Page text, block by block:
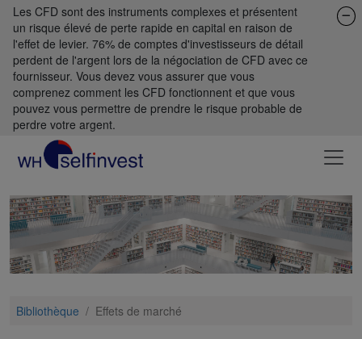
Les CFD sont des instruments complexes et présentent
un risque élevé de perte rapide en capital en raison de
l'effet de levier. 76% de comptes d'investisseurs de détail
perdent de l'argent lors de la négociation de CFD avec ce
fournisseur. Vous devez vous assurer que vous
comprenez comment les CFD fonctionnent et que vous
pouvez vous permettre de prendre le risque probable de
perdre votre argent.
Bibliothèque / Effets de marché